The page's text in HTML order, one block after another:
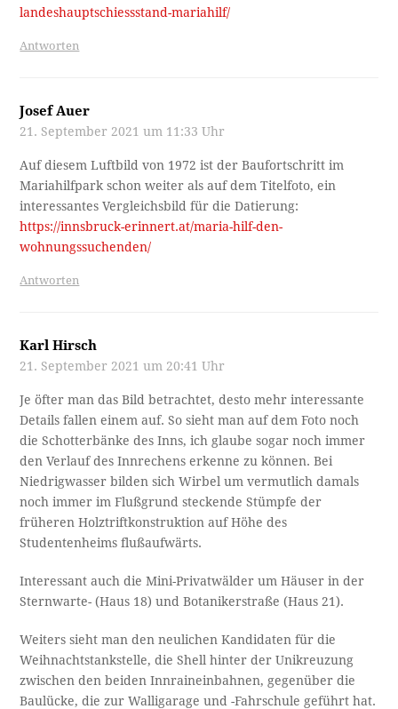
landeshauptschiessstand-mariahilf/
Antworten
Josef Auer
21. September 2021 um 11:33 Uhr
Auf diesem Luftbild von 1972 ist der Baufortschritt im
Mariahilfpark schon weiter als auf dem Titelfoto, ein
interessantes Vergleichsbild für die Datierung:
https://innsbruck-erinnert.at/maria-hilf-den-
wohnungssuchenden/
Antworten
Karl Hirsch
21. September 2021 um 20:41 Uhr
Je öfter man das Bild betrachtet, desto mehr interessante
Details fallen einem auf. So sieht man auf dem Foto noch
die Schotterbänke des Inns, ich glaube sogar noch immer
den Verlauf des Innrechens erkenne zu können. Bei
Niedrigwasser bilden sich Wirbel um vermutlich damals
noch immer im Flußgrund steckende Stümpfe der
früheren Holztriftkonstruktion auf Höhe des
Studentenheims flußaufwärts.
Interessant auch die Mini-Privatwälder um Häuser in der
Sternwarte- (Haus 18) und Botanikerstraße (Haus 21).
Weiters sieht man den neulichen Kandidaten für die
Weihnachtstankstelle, die Shell hinter der Unikreuzung
zwischen den beiden Innraineinbahnen, gegenüber die
Baulücke, die zur Walligarage und -Fahrschule geführt hat.